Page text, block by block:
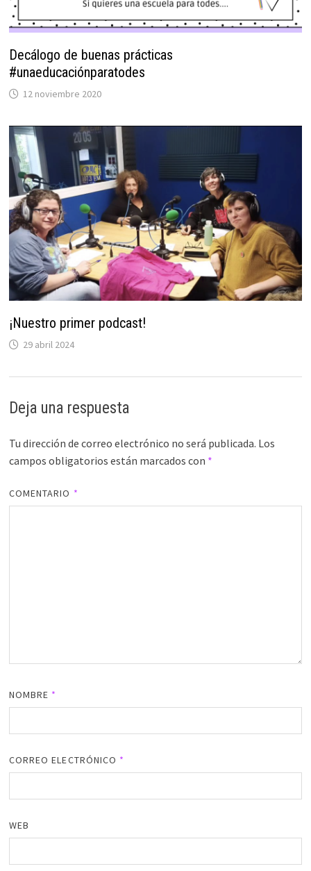
Decálogo de buenas prácticas
#unaeducaciónparatodes
12 noviembre 2020
¡Nuestro primer podcast!
29 abril 2024
Deja una respuesta
Tu dirección de correo electrónico no será publicada. Los
campos obligatorios están marcados con *
COMENTARIO *
NOMBRE *
CORREO ELECTRÓNICO *
WEB